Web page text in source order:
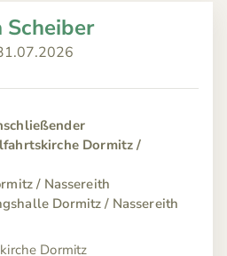
Scheiber
Dormitz /
/ Nassereith
Dormitz / Nassereith
Dormitz